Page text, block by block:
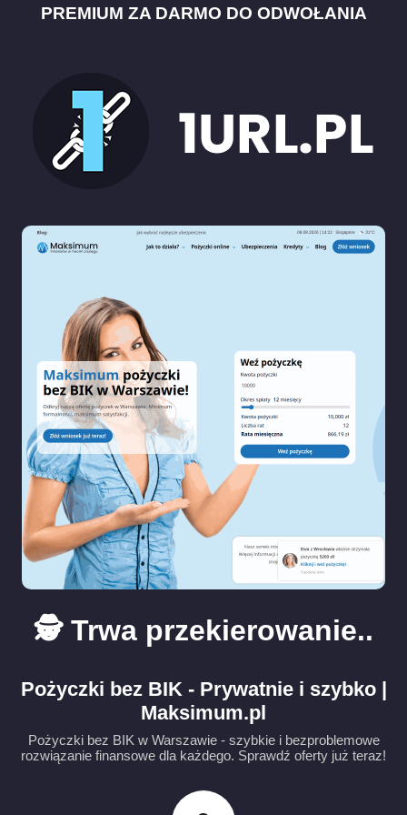
PREMIUM ZA DARMO DO ODWOŁANIA
🕵️ Trwa przekierowanie..
Pożyczki bez BIK - Prywatnie i szybko |
Maksimum.pl
Pożyczki bez BIK w Warszawie - szybkie i bezproblemowe
rozwiązanie finansowe dla każdego. Sprawdź oferty już teraz!